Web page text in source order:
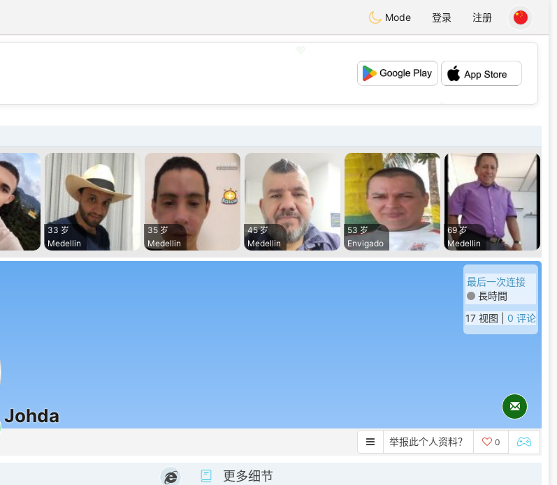
Mode 登录 注册
💕
33 岁
Medellin
35 岁
Medellin
45 岁
Medellin
53 岁
Envigado
69 岁
Medellin
Johda
最后一次连接
長時間
17 视图 | 0 评论
举报此个人资料？ 0
更多细节